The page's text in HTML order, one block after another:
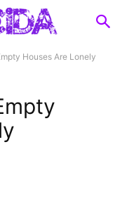
Houses Are Lonely